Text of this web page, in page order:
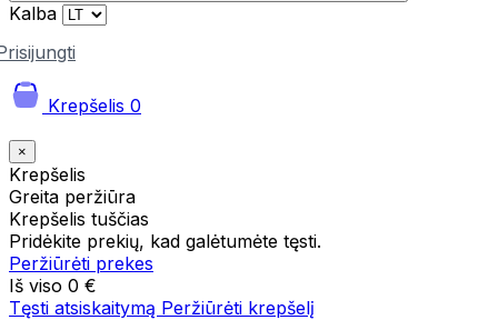
Kalba
Krepšelis 0
×
Krepšelis
Greita peržiūra
Krepšelis tuščias
Pridėkite prekių, kad galėtumėte tęsti.
Peržiūrėti prekes
Iš viso 0 €
Tęsti atsiskaitymą Peržiūrėti krepšelį